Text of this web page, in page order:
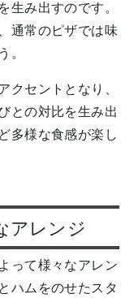
生み出すのです。
通常のピザでは味
クセントとなり、
との対比を生み出
多様な食感が楽し
アレンジ
って様々なアレン
ハムをのせたスタ